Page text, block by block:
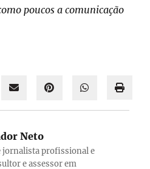
poucos a comunicação
Neto
jornalista profissional e
e assessor em